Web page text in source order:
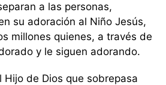
a las personas,
su adoración al Niño Jesús,
millones quienes, a través de
y le siguen adorando.
Hijo de Dios que sobrepasa